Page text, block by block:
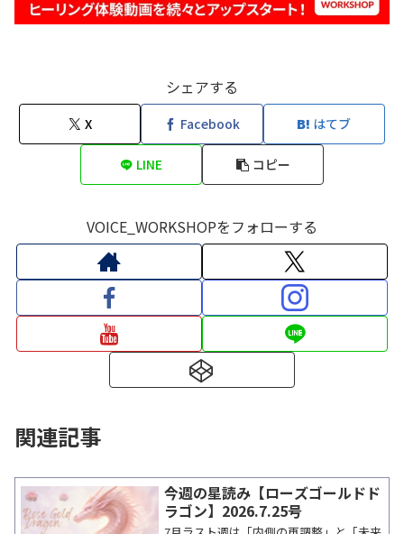
シェアする
X Facebook はてブ
LINE コピー
VOICE_WORKSHOPをフォローする
関連記事
今週の星読み【ローズゴールドド
ラゴン】2026.7.25号